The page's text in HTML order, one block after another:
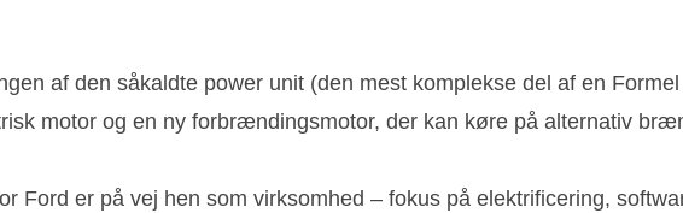
af den såkaldte power unit (den mest komplekse del af en
motor og en ny forbrændingsmotor, der kan køre på alternativ
Ford er på vej hen som virksomhed – fokus på elektrificering,